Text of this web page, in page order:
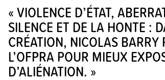
L’agente pose des
Elle répète les mêmes
On voit que la demandeuse
« VIOLENCE D’ÉTAT,
SILENCE ET DE LA HONTE :
CRÉATION, NICOLAS BARRY
L’OFPRA POUR MIEUX
D’ALIÉNATION. »